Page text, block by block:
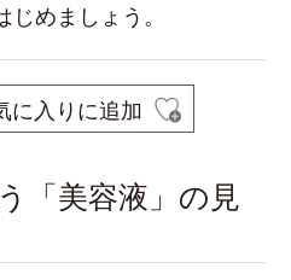
めましょう。
に入りに追加
「美容液」の見